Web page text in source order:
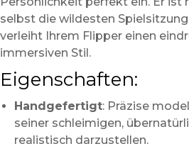
selbst die wildesten
verleiht Ihrem Flipper einen
immersiven Stil.
Eigenschaften:
Handgefertigt: Präzise
seiner schleimigen,
realistisch darzustellen.